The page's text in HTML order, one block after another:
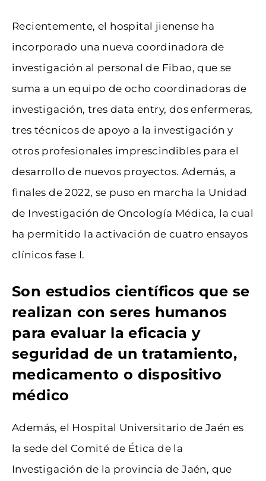
Recientemente, el hospital jienense ha
incorporado una nueva coordinadora de
investigación al personal de Fibao, que se
suma a un equipo de ocho coordinadoras de
investigación, tres data entry, dos enfermeras,
tres técnicos de apoyo a la investigación y
otros profesionales imprescindibles para el
desarrollo de nuevos proyectos. Además, a
finales de 2022, se puso en marcha la Unidad
de Investigación de Oncología Médica, la cual
ha permitido la activación de cuatro ensayos
clínicos fase I.
Son estudios científicos que se
realizan con seres humanos
para evaluar la eficacia y
seguridad de un tratamiento,
medicamento o dispositivo
médico
Además, el Hospital Universitario de Jaén es
la sede del Comité de Ética de la
Investigación de la provincia de Jaén, que